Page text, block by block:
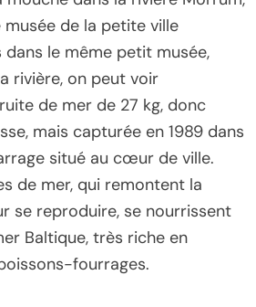
de la petite ville
dans le même petit musée,
rivière, on peut voir
de mer de 27 kg, donc
mais capturée en 1989 dans
situé au cœur de ville.
de mer, qui remontent la
se reproduire, se nourrissent
Baltique, très riche en
fourrages.